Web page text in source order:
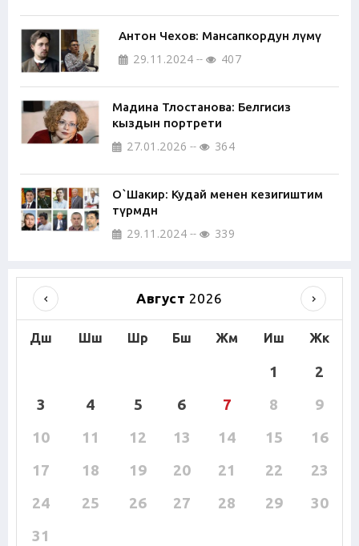
Антон Чехов: Мансапкордун өлүмү
29.11.2024 407
Мадина Тлостанова: Белгисиз
кыздын портрети
27.01.2026 364
О`Шакир: Кудай менен кезигиштим
түрмөдөн
29.11.2024 339
Август 2026
Дш Шш Шр Бш Жм Иш Жк
1
2
3
4 5 6 7 8
9
10
11 12 13 14 15
16
17
18 19 20 21 22
23
24
25 26 27 28 29
30
31